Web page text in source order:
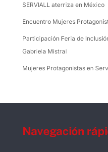
SERVIALL aterriza en México
Encuentro Mujeres
Participación Feria de
Gabriela Mistral
Mujeres Protagonistas en
Navegación